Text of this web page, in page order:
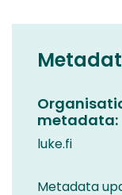
metadata:
luke.fi
Metadata